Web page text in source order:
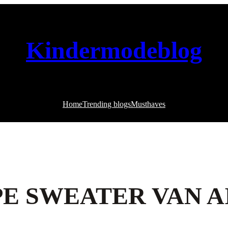
Kindermodeblog
HomeTrending blogsMusthaves
SWEATER VAN